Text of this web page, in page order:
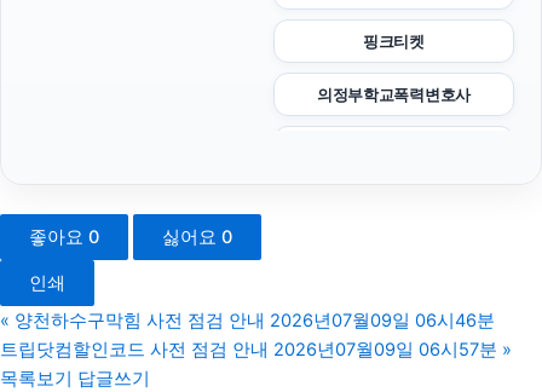
핑크티켓
의정부학교폭력변호사
서초성범죄변호사
sns마케팅
좋아요 0 싫어요 0
인쇄
« 양천하수구막힘 사전 점검 안내 2026년07월09일 06시46분
트립닷컴할인코드 사전 점검 안내 2026년07월09일 06시57분 »
목록보기
답글쓰기